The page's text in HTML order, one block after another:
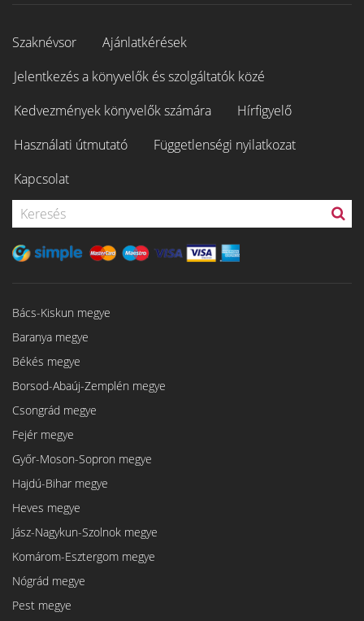
Szaknévsor
Ajánlatkérések
Jelentkezés a könyvelők és szolgáltatók közé
Kedvezmények könyvelők számára
Hírfigyelő
Használati útmutató
Függetlenségi nyilatkozat
Kapcsolat
Bács-Kiskun megye
Baranya megye
Békés megye
Borsod-Abaúj-Zemplén megye
Csongrád megye
Fejér megye
Győr-Moson-Sopron megye
Hajdú-Bihar megye
Heves megye
Jász-Nagykun-Szolnok megye
Komárom-Esztergom megye
Nógrád megye
Pest megye